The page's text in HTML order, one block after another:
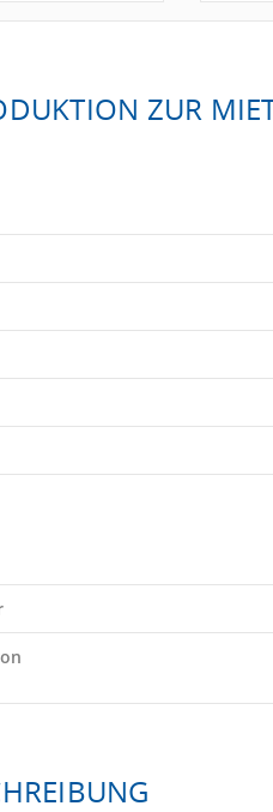
- Landkreis
ZUR